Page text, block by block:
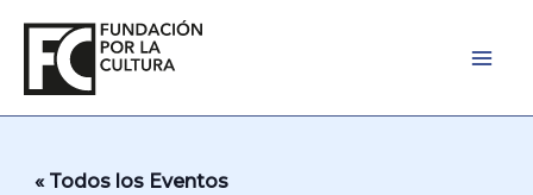
contenido
« Todos los Eventos